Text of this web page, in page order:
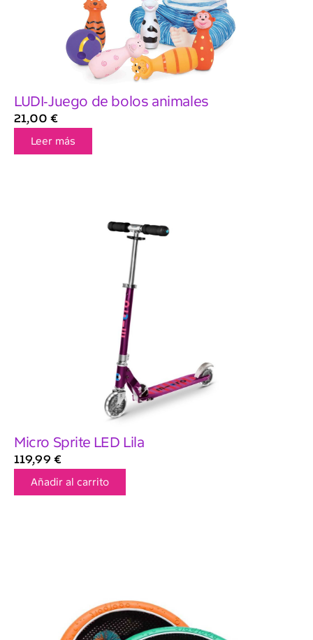
LUDI-Juego de bolos animales
21,00 €
Leer más
Micro Sprite LED Lila
119,99 €
Añadir al carrito